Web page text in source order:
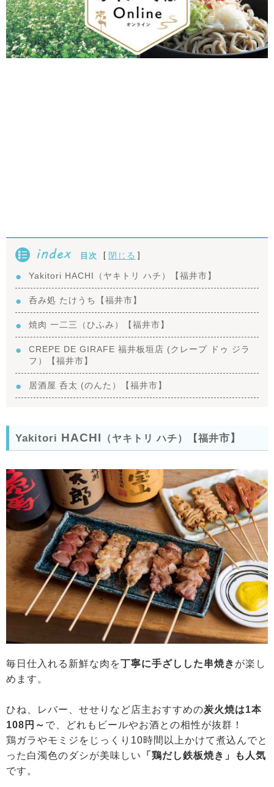
index 目次 [ 閉じる ]
Yakitori HACHI（ヤキトリ ハチ）【福井市】
呑み処 たけうち【福井市】
焼肉 一二三（ひふみ）【福井市】
CREPE DE GIRAFE 福井板垣店 (クレープ ドゥ ジラ
フ）【福井市】
居酒屋 呑太 (のんた）【福井市】
Yakitori HACHI （ヤキトリ ハチ）【福井市】
毎日仕入れる新鮮な肉を丁寧に手ざしした串焼き が楽し
めます。
ひね、レバー、せせりなど店主おすすめの炭火焼は1本
108円～ で、どれもビールやお酒との相性が抜群！
鶏ガラやモミジをじっくり10時間以上かけて煮込んでと
った白濁色のダシが美味しい
「鶏だし鉄板焼き」も人気
です。